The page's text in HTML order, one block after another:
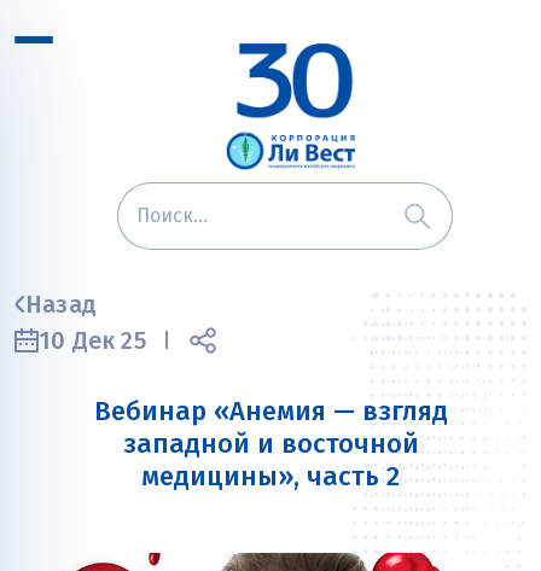
Назад
10 Дек 25
Вебинар «Анемия — взгляд
западной и восточной
медицины», часть 2